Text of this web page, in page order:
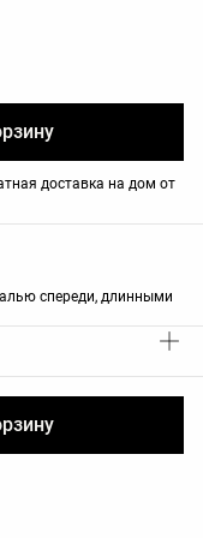
доставка на дом от
спереди, длинными